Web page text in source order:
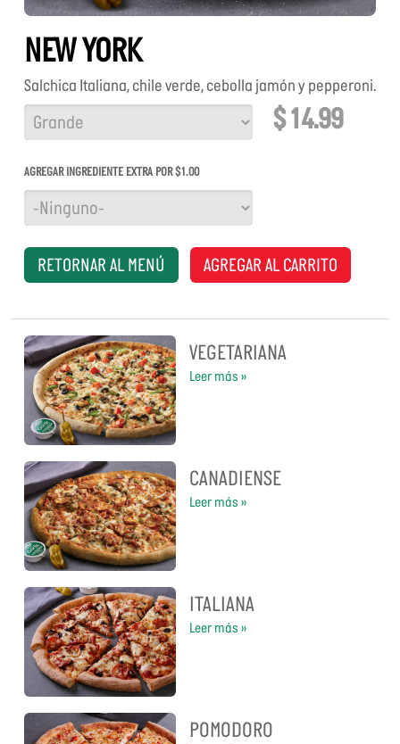
NEW YORK
Salchica Italiana, chile verde, cebolla jamón y pepperoni.
TAMAÑO $ 14.99
AGREGAR INGREDIENTE EXTRA POR $1.00
RETORNAR AL MENÚ AGREGAR AL CARRITO
VEGETARIANA
Leer más »
CANADIENSE
Leer más »
ITALIANA
Leer más »
POMODORO